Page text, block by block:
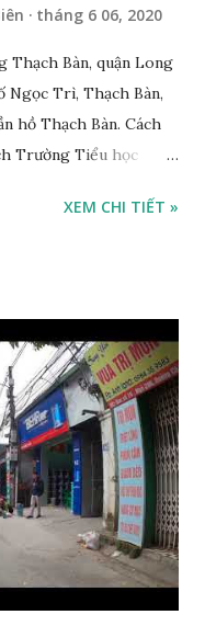
tháng 6 06, 2020
Thạch Bàn, quận Long
Ngọc Trì, Thạch Bàn,
hồ Thạch Bàn. Cách
Trường Tiểu học
đường Cổ Linh
nhau. Đường và vỉa
bằng 132m2, mặt tiền
chủ. Giá bán: 9.5 tỷ,
Quý khách hàng
Trì, Thạch Bàn. Vui
0984.999.007 –
cáo trực tuyến
XEM CHI TIẾT »